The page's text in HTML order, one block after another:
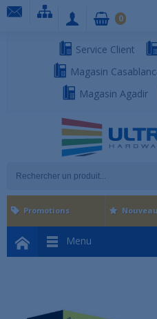
Service Client
Magasin
Magasin Agadir
0
Menu
Promotions